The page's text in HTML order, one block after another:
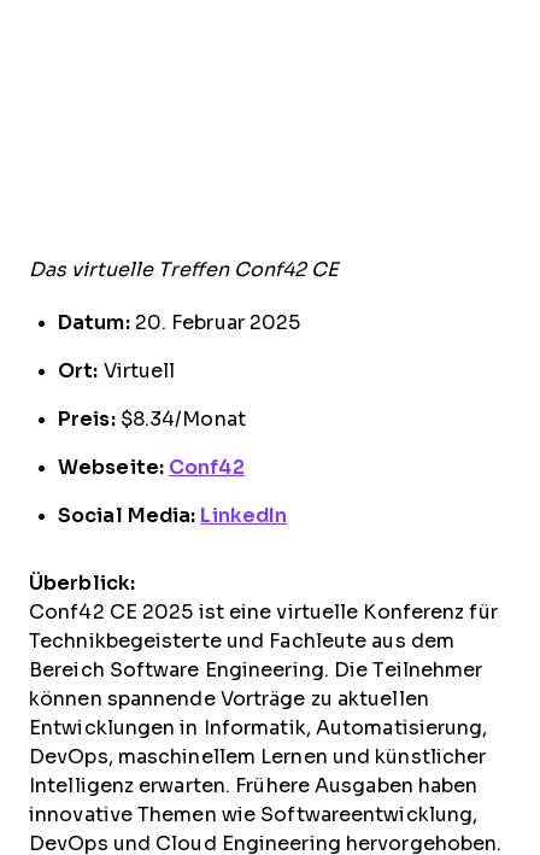
Das virtuelle Treffen Conf42 CE
Datum:20. Februar 2025
Ort: Virtuell
Preis:$8.34/Monat
Webseite: Conf42
Social Media: LinkedIn
Überblick:
Conf42 CE 2025 ist eine virtuelle Konferenz für
Technikbegeisterte und Fachleute aus dem
Bereich Software Engineering. Die Teilnehmer
können spannende Vorträge zu aktuellen
Entwicklungen in Informatik, Automatisierung,
DevOps, maschinellem Lernen und künstlicher
Intelligenz erwarten. Frühere Ausgaben haben
innovative Themen wie Softwareentwicklung,
DevOps und Cloud Engineering hervorgehoben.